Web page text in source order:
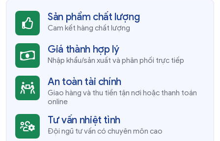
Sản phẩm chất lượng
Cam kết hàng chất lượng
Giá thành hợp lý
Nhập khẩu/sản xuất và phân phối trực tiếp
An toàn tài chính
Giao hàng và thu tiền tận nơi hoặc thanh toán
online
Tư vấn nhiệt tình
Đội ngũ tư vấn có chuyên môn cao